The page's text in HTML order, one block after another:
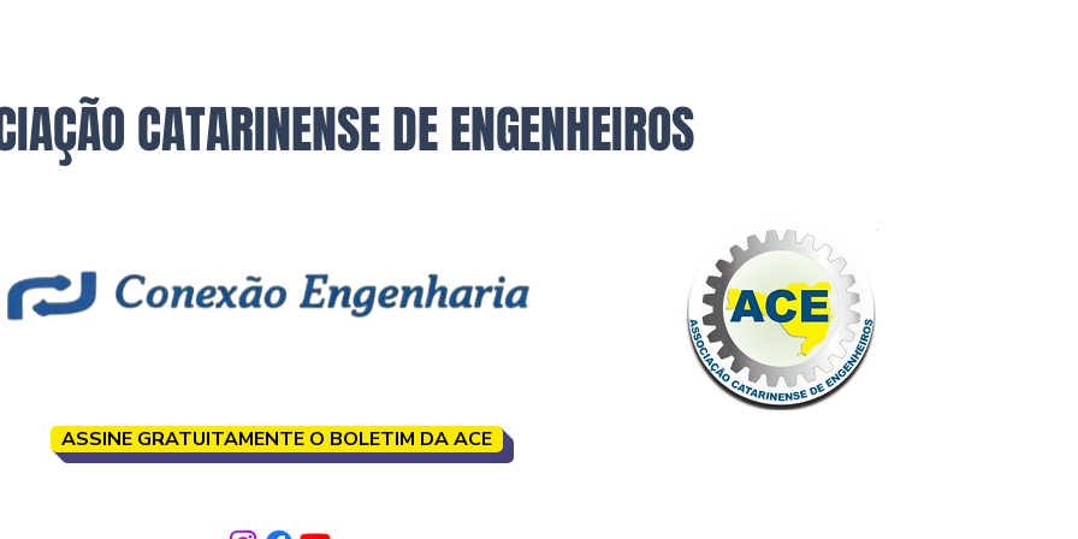
CATARINENSE DE ENGENHEIROS
ASSINE GRATUITAMENTE O BOLETIM DA ACE